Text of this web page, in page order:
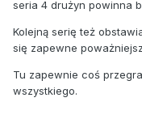
seria 4 drużyn powinna
Kolejną serię też
się zapewne
Tu zapewnie coś
wszystkiego.